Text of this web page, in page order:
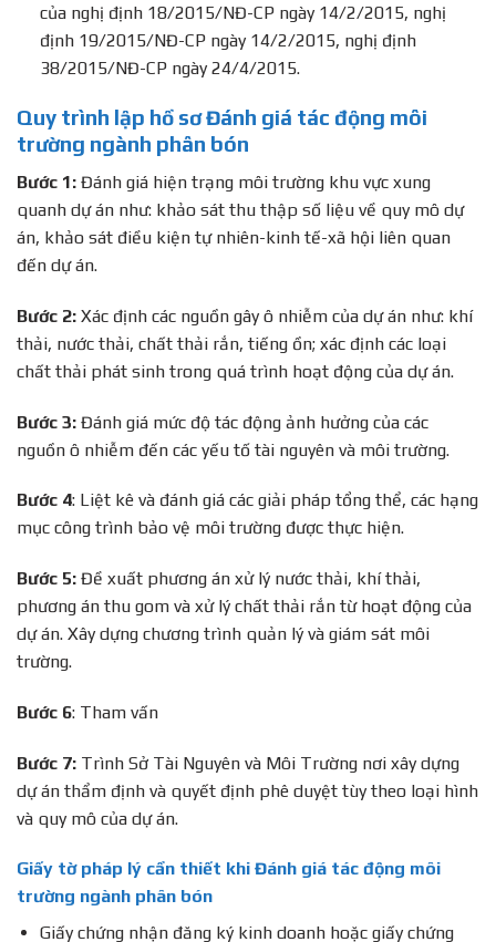
của nghị định 18/2015/NĐ-CP ngày 14/2/2015, nghị
định 19/2015/NĐ-CP ngày 14/2/2015, nghị định
38/2015/NĐ-CP ngày 24/4/2015.
Quy trình lập hồ sơ Đánh giá tác động môi
trường ngành phân bón
Bước 1: Đánh giá hiện trạng môi trường khu vực xung
quanh dự án như: khảo sát thu thập số liệu về quy mô dự
án, khảo sát điều kiện tự nhiên-kinh tế-xã hội liên quan
đến dự án.
Bước 2: Xác định các nguồn gây ô nhiễm của dự án như: khí
thải, nước thải, chất thải rắn, tiếng ồn; xác định các loại
chất thải phát sinh trong quá trình hoạt động của dự án.
Bước 3: Đánh giá mức độ tác động ảnh hưởng của các
nguồn ô nhiễm đến các yếu tố tài nguyên và môi trường.
Bước 4: Liệt kê và đánh giá các giải pháp tổng thể, các hạng
mục công trình bảo vệ môi trường được thực hiện.
Bước 5: Đề xuất phương án xử lý nước thải, khí thải,
phương án thu gom và xử lý chất thải rắn từ hoạt động của
dự án. Xây dựng chương trình quản lý và giám sát môi
trường.
Bước 6: Tham vấn
Bước 7: Trình Sở Tài Nguyên và Môi Trường nơi xây dựng
dự án thẩm định và quyết định phê duyệt tùy theo loại hình
và quy mô của dự án.
Giấy tờ pháp lý cần thiết khi Đánh giá tác động môi
trường ngành phân bón
Giấy chứng nhận đăng ký kinh doanh hoặc giấy chứng